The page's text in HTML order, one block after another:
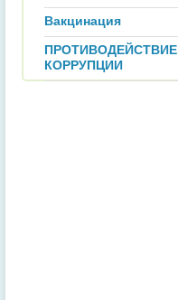
Вакцинация
ПРОТИВОДЕЙСТВИЕ
КОРРУПЦИИ